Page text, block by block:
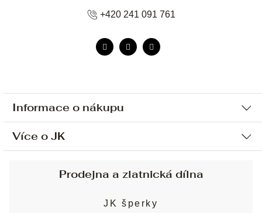
Informace o nákupu
Ochrana osobních údajů
Sjednání osobní schůzky
Obchodní podmínky
Více o JK
+420 241 091 761
Prodejna a zlatnická dílna
JK šperky